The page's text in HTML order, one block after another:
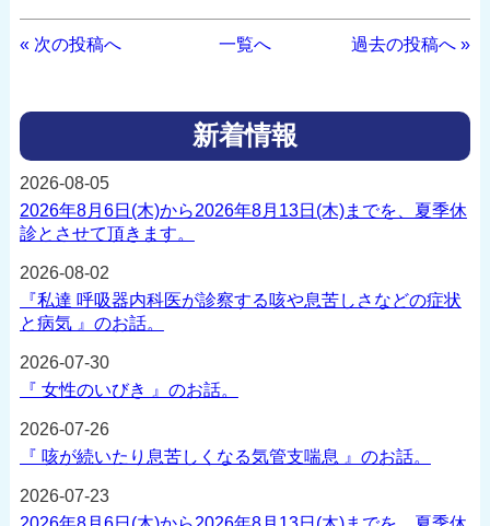
過去の投稿へ »
一覧へ
« 次の投稿へ
新着情報
2026年8月6日(木)から2026年8月13日(木)までを、夏季休
診とさせて頂きます。
2026-08-05
『私達 呼吸器内科医が診察する咳や息苦しさなどの症状
と病気 』のお話。
2026-08-02
『 女性のいびき 』のお話。
2026-07-30
『 咳が続いたり息苦しくなる気管支喘息 』のお話。
2026-07-26
2026-07-23